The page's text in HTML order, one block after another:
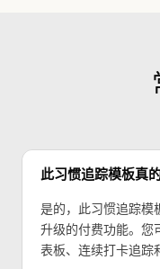
此习惯追踪模板真
是的，此习惯追踪模
升级的付费功能。您
表板、连续打卡追踪